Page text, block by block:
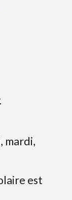
mardi,
est